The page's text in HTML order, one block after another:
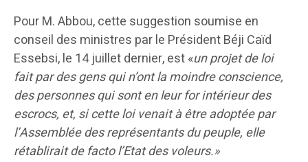
Pour M. Abbou, cette suggestion soumise en
conseil des ministres par le Président Béji Caïd
Essebsi, le 14 juillet dernier, est «un projet de loi
fait par des gens qui n’ont la moindre conscience,
des personnes qui sont en leur for intérieur des
escrocs, et, si cette loi venait à être adoptée par
l’Assemblée des représentants du peuple, elle
rétablirait de facto l’Etat des voleurs.»